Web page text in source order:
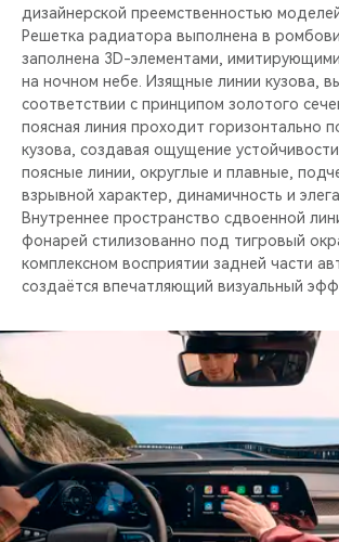
дизайнерской преемственностью
Решетка радиатора выполнена в
заполнена 3D-элементами,
на ночном небе. Изящные линии кузова,
соответствии с принципом золотого
поясная линия проходит горизонтально
кузова, создавая ощущение
поясные линии, округлые и плавные,
взрывной характер, динамичность и
Внутреннее пространство сдвоенной
фонарей стилизованно под тигровый
комплексном восприятии задней части
создаётся впечатляющий визуальный